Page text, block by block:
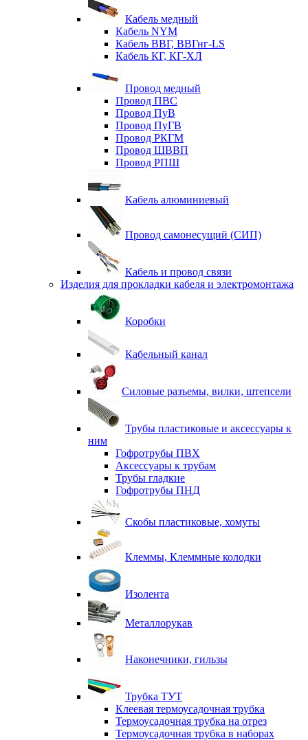
Кабель медный
Кабель NYM
Кабель ВВГ, ВВГнг-LS
Кабель КГ, КГ-ХЛ
Провод медный
Провод ПВС
Провод ПуВ
Провод ПуГВ
Провод РКГМ
Провод ШВВП
Провод РПШ
Кабель алюминиевый
Провод самонесущий (СИП)
Кабель и провод связи
Изделия для прокладки кабеля и электромонтажа
Коробки
Кабельный канал
Силовые разъемы, вилки, штепсели
Трубы пластиковые и аксессуары к
ним
Гофротрубы ПВХ
Аксессуары к трубам
Трубы гладкие
Гофротрубы ПНД
Скобы пластиковые, хомуты
Клеммы, Клеммные колодки
Изолента
Металлорукав
Наконечники, гильзы
Трубка ТУТ
Клеевая термоусадочная трубка
Термоусадочная трубка на отрез
Термоусадочная трубка в наборах